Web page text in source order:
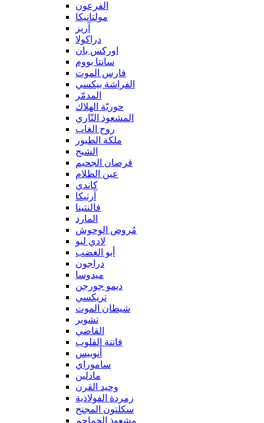
الفرعون
مولتانيكا
آريز
دراكولا
اوركس بان
سانتا بووم
فارس الموت
الفراشة بيكسي
المدمّر
حوريّة الهلاك
المشعوذ النّاري
روح الغاب
ملكة الطيور
الشبح
قرصان الجحيم
عين الظلام
كاندي
آرتيكا
فالنتينا
المارد
مُروض الوحوش
لادي ليو
أبو الغضب
دراجون
ميدوسا
ديمو جورجن
تريكسي
شيطان الموت
تشوبر
القاضي
فاتنة القلوب
أنوبيس
ساموراي
مادلين
وحيد القرن
زمردة الفولاذية
سكلتون المجنح
مشعوذ الجماجم